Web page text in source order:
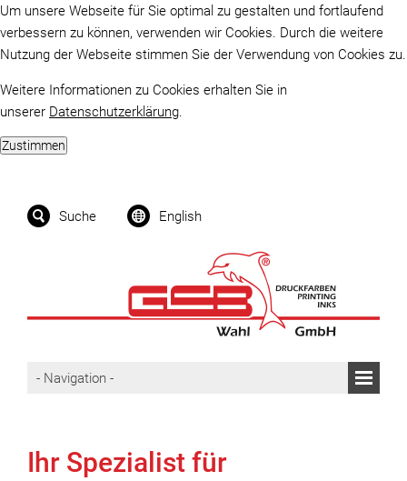
Um unsere Webseite für Sie optimal zu gestalten und fortlaufend
verbessern zu können, verwenden wir Cookies. Durch die weitere
Nutzung der Webseite stimmen Sie der Verwendung von Cookies zu.
Weitere Informationen zu Cookies erhalten Sie in
unserer Datenschutzerklärung.
Suche English
Ihr Spezialist für